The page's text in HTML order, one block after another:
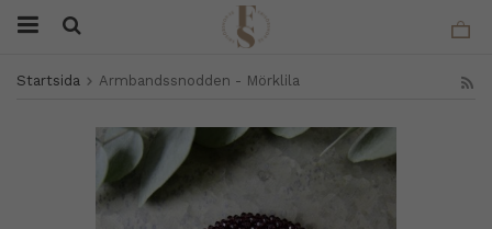
Startsida Armbandssnodden - Mörklila